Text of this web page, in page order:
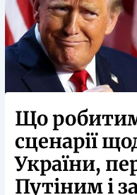
Що
сценарії
України,
Путіним і